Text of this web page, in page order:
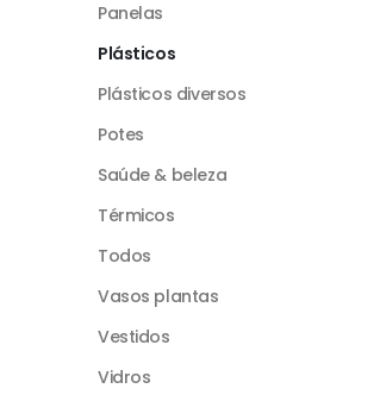
Panelas
Plásticos
Plásticos diversos
Potes
Saúde & beleza
Térmicos
Todos
Vasos plantas
Vestidos
Vidros